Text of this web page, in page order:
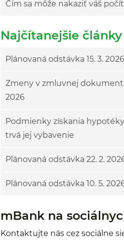
Čím sa môže nakaziť váš
Najčítanejšie články
Plánovaná odstávka 15. 3. 2026
Zmeny v zmluvnej
2026
Podmienky získania
trvá jej vybavenie
Plánovaná odstávka 22. 2.
Plánovaná odstávka 10. 5.
mBank na
Kontaktujte nás cez sociálne